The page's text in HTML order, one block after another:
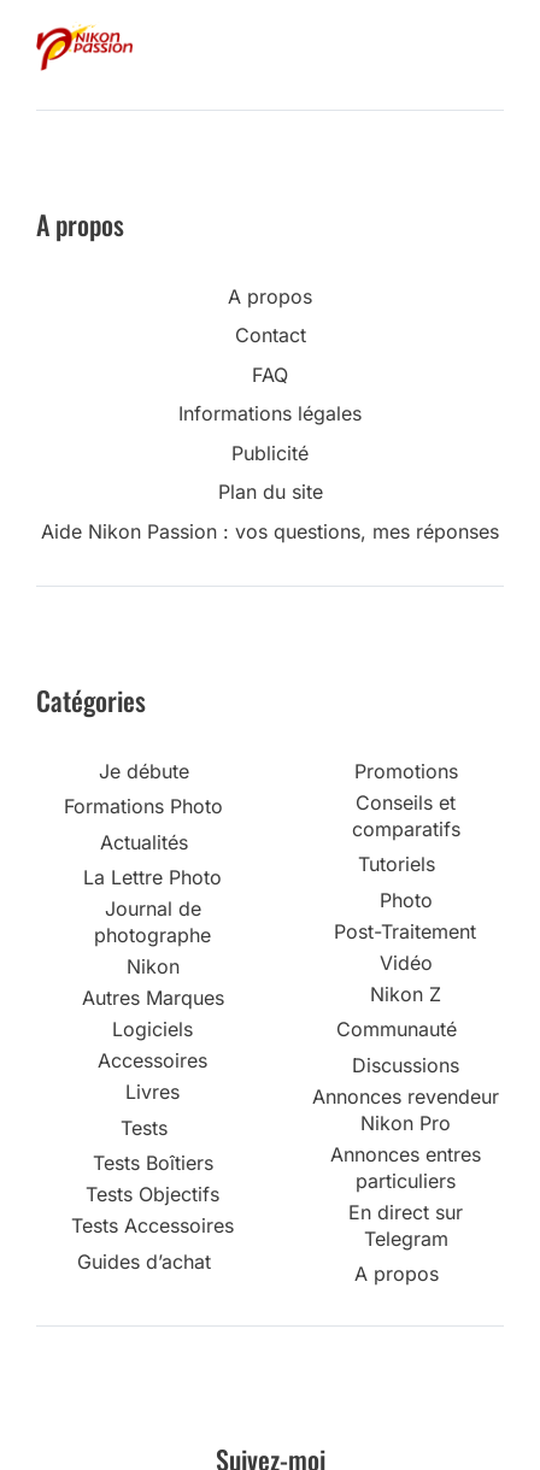
A propos
A propos
Contact
FAQ
Informations légales
Publicité
Plan du site
Aide Nikon Passion : vos questions, mes réponses
Catégories
Je débute
Formations Photo
Actualités
La Lettre Photo
Journal de
photographe
Nikon
Autres Marques
Logiciels
Accessoires
Livres
Tests
Tests Boîtiers
Tests Objectifs
Tests Accessoires
Guides d’achat
Promotions
Conseils et
comparatifs
Tutoriels
Photo
Post-Traitement
Vidéo
Nikon Z
Communauté
Discussions
Annonces revendeur
Nikon Pro
Annonces entres
particuliers
En direct sur
Telegram
A propos
Suivez-moi